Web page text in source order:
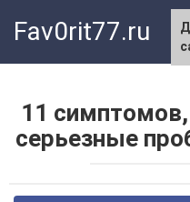
Fav0rit77.ru
11
серьезные